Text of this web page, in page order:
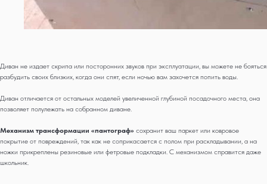
Диван не издает скрипа или посторонних звуков при эксплуатации, вы можете не бояться
разбудить своих близких, когда они спят, если ночью вам захочется попить воды.
Диван отличается от остальных моделей увеличенной глубиной посадочного места, она
позволяет полулежать на собранном диване.
Механизм трансформации «пантограф» сохранит ваш паркет или ковровое
покрытие от повреждений, так как не соприкасается с полом при раскладывании, а на
ножки прикреплены резиновые или фетровые подкладки. С механизмом справится даже
школьник.